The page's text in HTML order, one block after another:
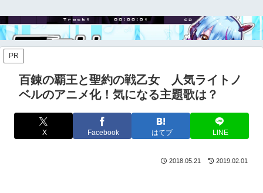
PR
百錬の覇王と聖約の戦乙女 人気ライトノ
ベルのアニメ化！気になる主題歌は？
X Facebook はてブ LINE
2018.05.21 2019.02.01